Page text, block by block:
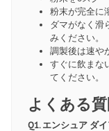
粉末が完全に
ダマがなく滑
みください。
調製後は速や
すぐに飲まな
てください。
よくある質
Q1. エンシュア ダ